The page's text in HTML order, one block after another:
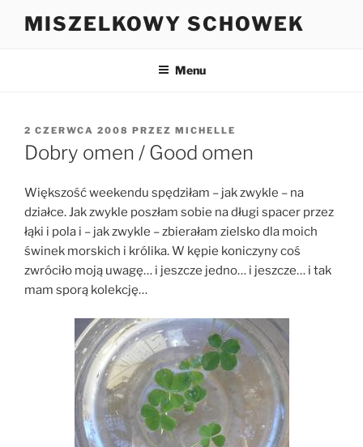
MISZELKOWY SCHOWEK
Menu
OPUBLIKOWANE
W
2 CZERWCA 2008 PRZEZ MICHELLE
Dobry omen / Good omen
Większość weekendu spędziłam – jak zwykle – na
działce. Jak zwykle poszłam sobie na długi spacer przez
łąki i pola i – jak zwykle – zbierałam zielsko dla moich
świnek morskich i królika. W kępie koniczyny coś
zwróciło moją uwagę… i jeszcze jedno… i jeszcze… i tak
mam sporą kolekcję…